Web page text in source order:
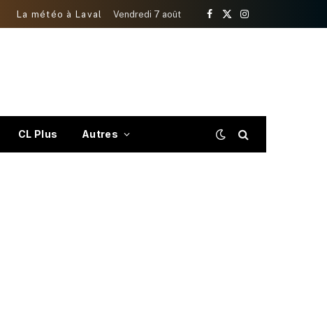
La météo à Laval Vendredi 7 août
Facebook
X
Instagram
CL Plus Autres